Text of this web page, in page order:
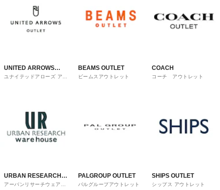
UNITED ARROWS
OUTLET
ユナイテッドアローズ アウ
BEAMS OUTLET
ビームスアウトレット
COACH
コーチ アウトレット
URBAN RESEARCH
ware house
アーバンリサーチウェアハ
PALGROUP OUTLET
パルグループアウトレット
SHIPS OUTLET
シップス アウトレット